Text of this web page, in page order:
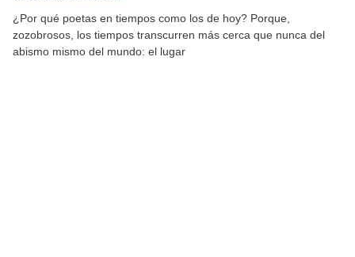
¿Por qué poetas en tiempos como los de hoy? Porque,
zozobrosos, los tiempos transcurren más cerca que nunca del
abismo mismo del mundo: el lugar